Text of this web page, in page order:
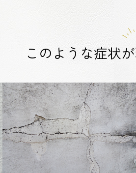
このような症状